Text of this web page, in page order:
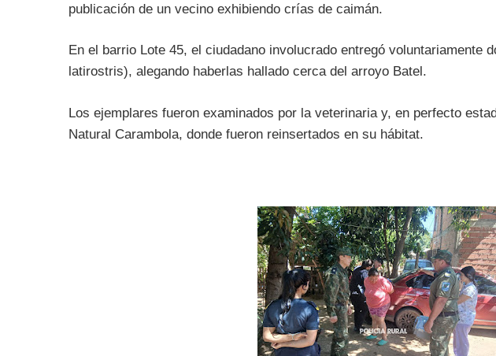
publicación de un vecino exhibiendo crías de caimán.
En el barrio Lote 45, el ciudadano involucrado entregó voluntariamente
latirostris), alegando haberlas hallado cerca del arroyo Batel.
Los ejemplares fueron examinados por la veterinaria y, en perfecto
Natural Carambola, donde fueron reinsertados en su hábitat.